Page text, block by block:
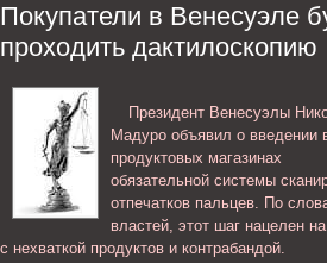
Покупатели в Венесуэле
проходить дактилоскопию
Президент Венесуэлы
Мадуро объявил о введении
продуктовых магазинах
обязательной системы
отпечатков пальцев. По
властей, этот шаг нацелен
с нехваткой продуктов и контрабандой.